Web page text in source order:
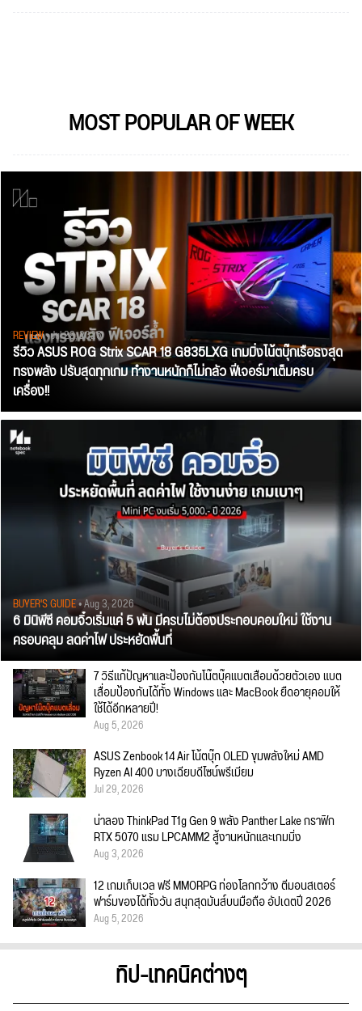
MOST POPULAR OF WEEK
REVIEW• Jul 28, 2026
รีวิว ASUS ROG Strix SCAR 18 G835LXG เกมมิ่งโน้ตบุ๊กเรือธงสุด
ทรงพลัง ปรับสุดทุกเกม ทำงานหนักก็ไม่กลัว ฟีเจอร์มาเต็มครบ
เครื่อง!!
BUYER'S GUIDE• Aug 3, 2026
6 มินิพีซี คอมจิ๋วเริ่มแค่ 5 พัน มีครบไม่ต้องประกอบคอมใหม่ ใช้งาน
ครอบคลุม ลดค่าไฟ ประหยัดพื้นที่
7 วิธีแก้ปัญหาและป้องกันโน๊ตบุ๊คแบตเสื่อมด้วยตัวเอง แบต
เสื่อมป้องกันได้ทั้ง Windows และ MacBook ยืดอายุคอมให้
ใช้ได้อีกหลายปี!
Aug 5, 2026
ASUS Zenbook 14 Air โน้ตบุ๊ก OLED ขุมพลังใหม่ AMD
Ryzen AI 400 บางเฉียบดีไซน์พรีเมียม
Jul 29, 2026
น่าลอง ThinkPad T1g Gen 9 พลัง Panther Lake กราฟิก
RTX 5070 แรม LPCAMM2 สู้งานหนักและเกมมิ่ง
Aug 3, 2026
12 เกมเก็บเวล ฟรี MMORPG ท่องโลกกว้าง ตีมอนสเตอร์
ฟาร์มของได้ทั้งวัน สนุกสุดมันส์บนมือถือ อัปเดตปี 2026
Aug 5, 2026
ทิป-เทคนิคต่างๆ